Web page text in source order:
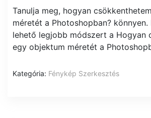
Tanulja meg, hogyan
méretét a Photoshopban?
lehető legjobb módszert a Hogyan
egy objektum méretét a
Kategória: Fénykép Szerkesztés